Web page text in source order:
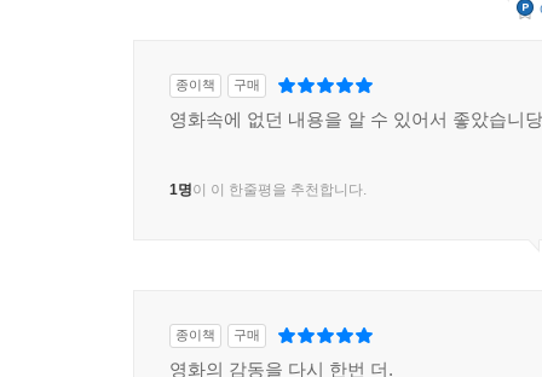
종이책 구매
영화속에 없던 내용을 알 수 있어서 좋았습니
1명이 이 한줄평을 추천합니다.
종이책 구매
영화의 감동을 다시 한번 더.